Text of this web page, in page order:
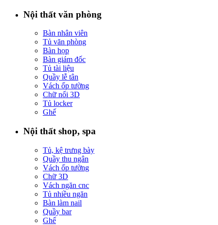
Nội thất văn phòng
Bàn nhân viên
Tủ văn phòng
Bàn họp
Bàn giám đốc
Tủ tài liệu
Quầy lễ tân
Vách ốp tường
Chữ nổi 3D
Tủ locker
Ghế
Nội thất shop, spa
Tủ, kệ trưng bày
Quầy thu ngân
Vách ốp tường
Chữ 3D
Vách ngăn cnc
Tủ nhiều ngăn
Bàn làm nail
Quầy bar
Ghế